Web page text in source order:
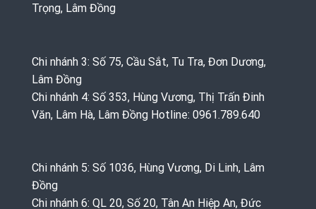
Trọng, Lâm Đồng
Chi nhánh 3: Số 75, Cầu Sắt, Tu Tra, Đơn Dương,
Lâm Đồng
Chi nhánh 4: Số 353, Hùng Vương, Thị Trấn Đinh
Văn, Lâm Hà, Lâm Đồng Hotline: 0961.789.640
Chi nhánh 5: Số 1036, Hùng Vương, Di Linh, Lâm
Đồng
Chi nhánh 6: QL 20, Số 20, Tân An Hiệp An, Đức